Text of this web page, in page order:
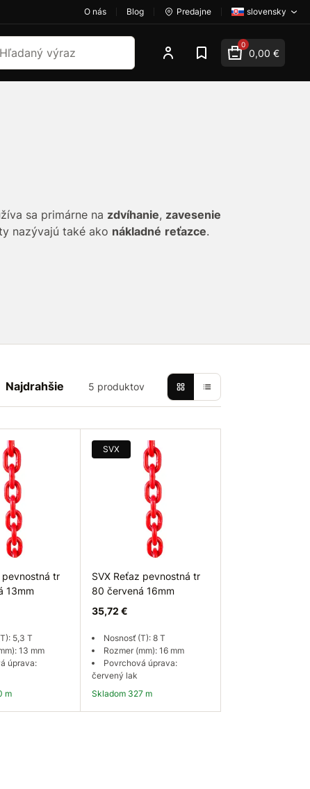
O nás Blog Predajne slovensky
0
0,00 €
sa primárne na zdvíhanie, zavesenie
nazývajú také ako nákladné reťazce.
Najdrahšie 5 produktov
pevnostná tr
13mm
5,3 T
13 mm
úprava:
m
SVX
SVX Reťaz pevnostná tr
80 červená 16mm
35,72 €
Nosnosť (T): 8 T
Rozmer (mm): 16 mm
Povrchová úprava:
červený lak
Skladom 327 m